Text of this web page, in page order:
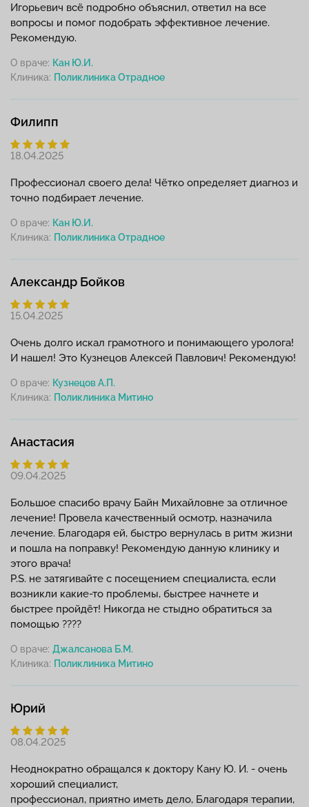
Игорьевич всё подробно объяснил, ответил на все
вопросы и помог подобрать эффективное лечение.
Рекомендую.
О враче: Кан Ю.И.
Клиника:
Филипп
18.04.2025
Профессионал своего дела! Чётко определяет диагноз и
точно подбирает лечение.
О враче: Кан Ю.И.
Клиника:
Александр Бойков
15.04.2025
Очень долго искал грамотного и понимающего уролога!
И нашел! Это Кузнецов Алексей Павлович! Рекомендую!
О враче: Кузнецов А.П.
Клиника:
Анастасия
09.04.2025
Большое спасибо врачу Байн Михайловне за отличное
лечение! Провела качественный осмотр, назначила
лечение. Благодаря ей, быстро вернулась в ритм жизни
и пошла на поправку! Рекомендую данную клинику и
этого врача!
P.S. не затягивайте с посещением специалиста, если
возникли какие-то проблемы, быстрее начнете и
быстрее пройдёт! Никогда не стыдно обратиться за
помощью ????
О враче: Джалсанова Б.М.
Клиника:
Юрий
08.04.2025
Неоднократно обращался к доктору Кану Ю. И. - очень
хороший специалист,
профессионал, приятно иметь дело, Благодаря терапии,